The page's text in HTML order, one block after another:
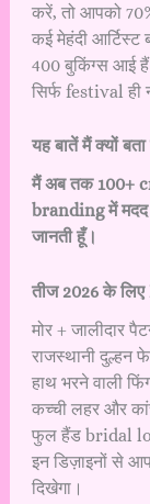
करें, तो आपको
कई मेहंदी आर्टिस्ट
400 बुकिंग्स आई
सिर्फ festival
यह बातें मैं क्यों
मैं अब तक 100+
branding में
जानती हूँ।
तीज 2026 के लिए
मोर + जालीदार
राजस्थानी दुल्हन
हाथ भरने वाली
कच्ची लहर और
फुल हैंड bridal
इन डिज़ाइनों से
दिखेगा।